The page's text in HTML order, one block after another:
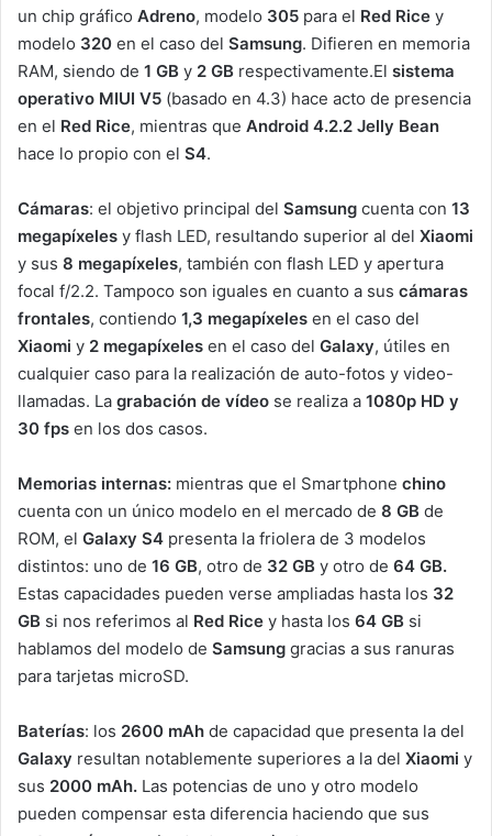
un chip gráfico Adreno, modelo 305 para el Red Rice y
modelo 320 en el caso del Samsung. Difieren en memoria
RAM, siendo de 1 GB y 2 GB respectivamente.El sistema
operativo MIUI V5 (basado en 4.3) hace acto de presencia
en el Red Rice, mientras que Android 4.2.2 Jelly Bean
hace lo propio con el S4.
Cámaras: el objetivo principal del Samsung cuenta con 13
megapíxeles y flash LED, resultando superior al del Xiaomi
y sus 8 megapíxeles, también con flash LED y apertura
focal f/2.2. Tampoco son iguales en cuanto a sus cámaras
frontales, contiendo 1,3 megapíxeles en el caso del
Xiaomi y 2 megapíxeles en el caso del Galaxy, útiles en
cualquier caso para la realización de auto-fotos y video-
llamadas. La grabación de vídeo se realiza a 1080p HD y
30 fps en los dos casos.
Memorias internas: mientras que el Smartphone chino
cuenta con un único modelo en el mercado de 8 GB de
ROM, el Galaxy S4 presenta la friolera de 3 modelos
distintos: uno de 16 GB, otro de 32 GB y otro de 64 GB.
Estas capacidades pueden verse ampliadas hasta los 32
GB si nos referimos al Red Rice y hasta los 64 GB si
hablamos del modelo de Samsung gracias a sus ranuras
para tarjetas microSD.
Baterías: los 2600 mAh de capacidad que presenta la del
Galaxy resultan notablemente superiores a la del Xiaomi y
sus 2000 mAh. Las potencias de uno y otro modelo
pueden compensar esta diferencia haciendo que sus